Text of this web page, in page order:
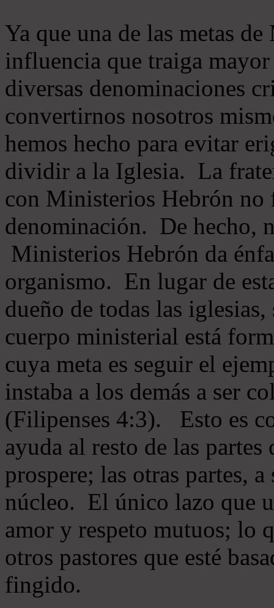
Ya que una de las metas
influencia que traiga
diversas denominaciones
convertirnos nosotros
hemos hecho para evitar
dividir a la Iglesia. La
con Ministerios Hebrón no
denominación. De hecho,
Ministerios Hebrón da
organismo. En lugar de
dueño de todas las
cuerpo ministerial está
cuya meta es seguir el
instaba a los demás a ser
(Filipenses 4:3). Esto es
ayuda al resto de las
prospere; las otras partes,
núcleo. El único lazo que
amor y respeto mutuos; lo
otros pastores que esté
fingido.